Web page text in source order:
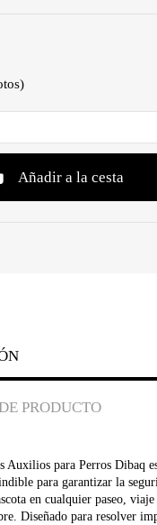
Añadir a la cesta
PRODUCTO
Auxilios para Perros Dibaq
para garantizar la
en cualquier paseo, viaje
Diseñado para resolver